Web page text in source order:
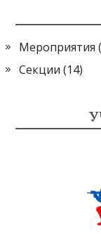
Мероприятия
Секции (14)